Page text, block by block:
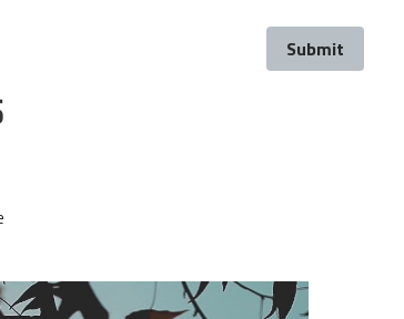
Submit
Submit